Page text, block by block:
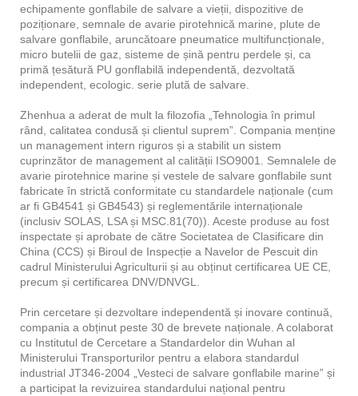
echipamente gonflabile de salvare a vieții, dispozitive de
poziționare, semnale de avarie pirotehnică marine, plute de
salvare gonflabile, aruncătoare pneumatice multifuncționale,
micro butelii de gaz, sisteme de șină pentru perdele și, ca
primă țesătură PU gonflabilă independentă, dezvoltată
independent, ecologic. serie plută de salvare.
Zhenhua a aderat de mult la filozofia „Tehnologia în primul
rând, calitatea condusă și clientul suprem”. Compania menține
un management intern riguros și a stabilit un sistem
cuprinzător de management al calității ISO9001. Semnalele de
avarie pirotehnice marine și vestele de salvare gonflabile sunt
fabricate în strictă conformitate cu standardele naționale (cum
ar fi GB4541 și GB4543) și reglementările internaționale
(inclusiv SOLAS, LSA și MSC.81(70)). Aceste produse au fost
inspectate și aprobate de către Societatea de Clasificare din
China (CCS) și Biroul de Inspecție a Navelor de Pescuit din
cadrul Ministerului Agriculturii și au obținut certificarea UE CE,
precum și certificarea DNV/DNVGL.
Prin cercetare și dezvoltare independentă și inovare continuă,
compania a obținut peste 30 de brevete naționale. A colaborat
cu Institutul de Cercetare a Standardelor din Wuhan al
Ministerului Transporturilor pentru a elabora standardul
industrial JT346-2004 „Vesteci de salvare gonflabile marine” și
a participat la revizuirea standardului național pentru